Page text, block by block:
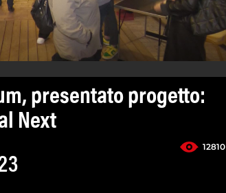
presentato progetto:
Next
12810